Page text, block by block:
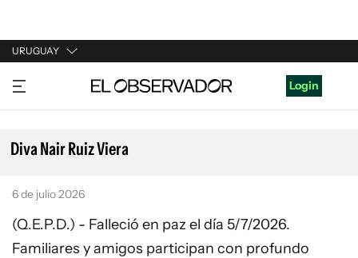
URUGUAY
URUGUAY
ARGENTINA
ESPAÑA
Login
Diva Nair Ruiz Viera
6 de julio 2026
(Q.E.P.D.) - Falleció en paz el día 5/7/2026.
Familiares y amigos participan con profundo